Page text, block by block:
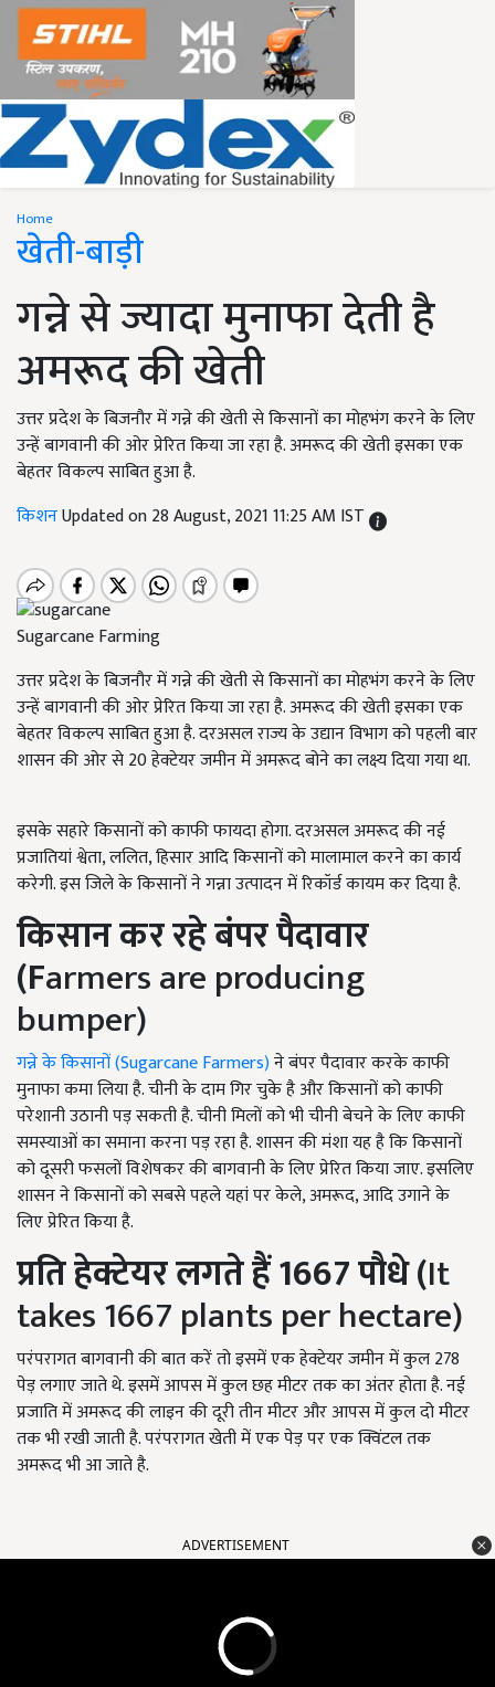
Home
खेती-बाड़ी
गन्ने से ज्यादा मुनाफा देती है
अमरूद की खेती
उत्तर प्रदेश के बिजनौर में गन्ने की खेती से किसानों का मोहभंग करने के लिए
उन्हें बागवानी की ओर प्रेरित किया जा रहा है. अमरूद की खेती इसका एक
बेहतर विकल्प साबित हुआ है.
किशनUpdated on 28 August, 2021 11:25 AM IST
Sugarcane Farming
उत्तर प्रदेश के बिजनौर में गन्ने की खेती से किसानों का मोहभंग करने के लिए
उन्हें बागवानी की ओर प्रेरित किया जा रहा है. अमरूद की खेती इसका एक
बेहतर विकल्प साबित हुआ है. दरअसल राज्य के उद्यान विभाग को पहली बार
शासन की ओर से 20 हेक्टेयर जमीन में अमरूद बोने का लक्ष्य दिया गया था.
इसके सहारे किसानों को काफी फायदा होगा. दरअसल अमरूद की नई
प्रजातियां श्वेता, ललित, हिसार आदि किसानों को मालामाल करने का कार्य
करेगी. इस जिले के किसानों ने गन्ना उत्पादन में रिकॉर्ड कायम कर दिया है.
किसान कर रहे बंपर पैदावार
(Farmers are producing
bumper)
गन्ने के किसानों (Sugarcane Farmers)ने बंपर पैदावार करके काफी
मुनाफा कमा लिया है. चीनी के दाम गिर चुके है और किसानों को काफी
परेशानी उठानी पड़ सकती है. चीनी मिलों को भी चीनी बेचने के लिए काफी
समस्याओं का समाना करना पड़ रहा है. शासन की मंशा यह है कि किसानों
को दूसरी फसलों विशेषकर की बागवानी के लिए प्रेरित किया जाए. इसलिए
शासन ने किसानों को सबसे पहले यहां पर केले, अमरूद, आदि उगाने के
लिए प्रेरित किया है.
प्रति हेक्टेयर लगते हैं 1667 पौधे (It
takes 1667 plants per hectare)
परंपरागत बागवानी की बात करें तो इसमें एक हेक्टेयर जमीन में कुल 278
पेड़ लगाए जाते थे. इसमें आपस में कुल छह मीटर तक का अंतर होता है. नई
प्रजाति में अमरूद की लाइन की दूरी तीन मीटर और आपस में कुल दो मीटर
तक भी रखी जाती है. परंपरागत खेती में एक पेड़ पर एक क्विंटल तक
अमरूद भी आ जाते है.
ADVERTISEMENT